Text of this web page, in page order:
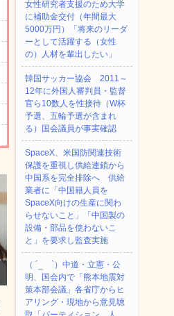
女性研究者支援のため大学
に補助金交付（年間最大
5000万円）「将来のリーダ
ーとして活躍する（女性
の）人材を輩出したい」
韓国サッカー協会 2011～
12年に外国人審判員・監督
官ら10数人を性接待（W杯
予選、五輪予選が含まれ
る）国会議員が事実確認
SpaceX、米国防関連技術
保護を重視し供給連鎖から
中国系を完全排除へ 供給
業者に「中国籍人員を
SpaceX向けの生産に関わ
らせないこと」「中国製の
設備・部品を使わないこ
と」を要求し監査実施
（ ´_ゝ`）中道・立憲・公
明、国会内で「熊本地震対
策本部会議」各省庁からヒ
アリング・現地から意見聴